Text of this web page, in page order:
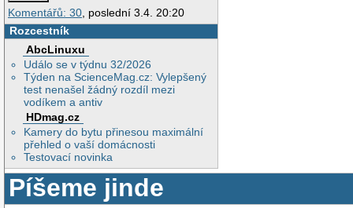
Komentářů: 30 , poslední 3.4. 20:20
Rozcestník
AbcLinuxu
Událo se v týdnu 32/2026
Týden na ScienceMag.cz: Vylepšený
test nenašel žádný rozdíl mezi
vodíkem a antiv
HDmag.cz
Kamery do bytu přinesou maximální
přehled o vaší domácnosti
Testovací novinka
Píšeme jinde